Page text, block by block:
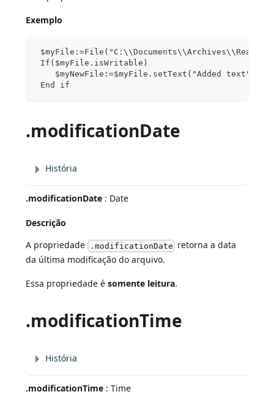
Exemplo
If($myFile.isWritable)
    $myNewFile:=$myFile.setText("Added text")
End if
.modificationDate
História
.modificationDate : Date
Descrição
A propriedade .modificationDate retorna a data
da última modificação do arquivo.
Essa propriedade ésomente leitura.
.modificationTime
História
.modificationTime : Time